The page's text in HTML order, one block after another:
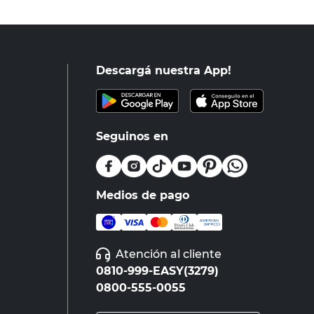
Descargá nuestra App!
Seguinos en
Medios de pago
Atención al cliente
0810-999-EASY(3279)
0800-555-0055